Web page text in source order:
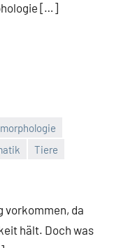
[…]
Tiere
vorkommen, da
hält. Doch was